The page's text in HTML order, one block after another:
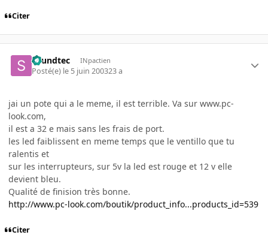
Citer
soundtec INpactien
Posté(e) le 5 juin 200323 a
jai un pote qui a le meme, il est terrible. Va sur www.pc-
look.com,
il est a 32 e mais sans les frais de port.
les led faiblissent en meme temps que le ventillo que tu
ralentis et
sur les interrupteurs, sur 5v la led est rouge et 12 v elle
devient bleu.
Qualité de finision très bonne.
http://www.pc-look.com/boutik/product_info...products_id=539
Citer